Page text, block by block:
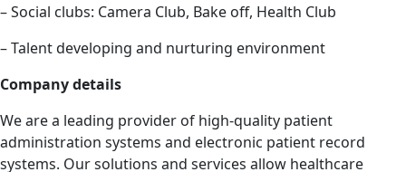
– Social clubs: Camera Club, Bake off, Health Club
– Talent developing and nurturing environment
Company details
We are a leading provider of high-quality patient
administration systems and electronic patient record
systems. Our solutions and services allow healthcare